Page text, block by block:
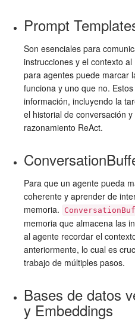
Prompt
Son esenciales para
instrucciones y el contexto
para agentes puede marcar
funciona y uno que no.
información, incluyendo la
el historial de conversación
razonamiento ReAct.
Para que un agente pueda
coherente y aprender de
memoria.
memoria que almacena las
al agente recordar el
anteriormente, lo cual es
trabajo de múltiples pasos.
Bases de datos
y Embeddings